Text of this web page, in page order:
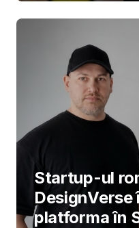
Startup-ul
DesignVerse
platforma în